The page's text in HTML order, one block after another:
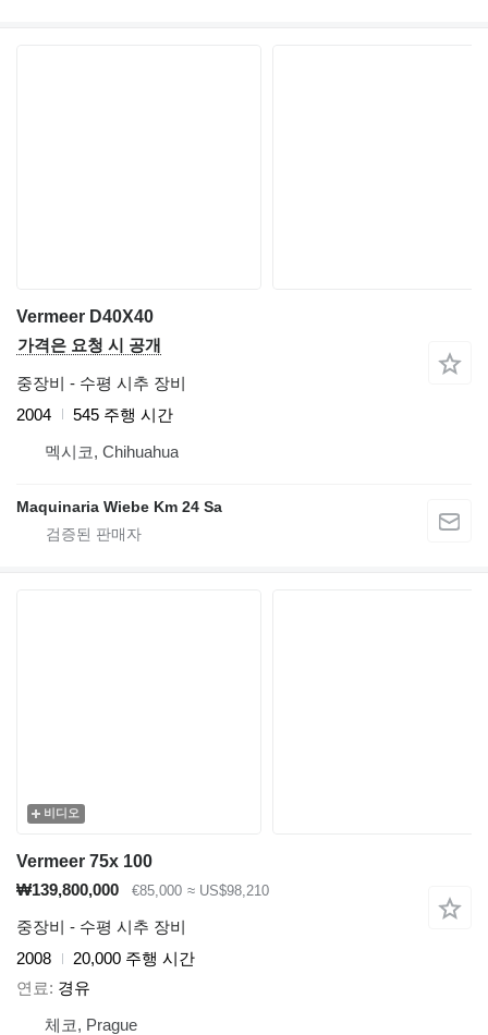
Vermeer D40X40
가격은 요청 시 공개
중장비 - 수평 시추 장비
2004
545 주행 시간
멕시코, Chihuahua
Maquinaria Wiebe Km 24 Sa
비디오
Vermeer 75x 100
₩139,800,000
€85,000 ≈ US$98,210
중장비 - 수평 시추 장비
2008
20,000 주행 시간
연료
경유
체코, Prague